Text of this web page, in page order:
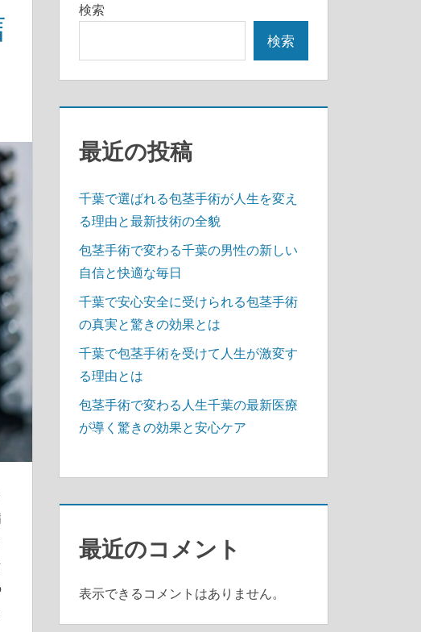
検索
検索
最近の投稿
千葉で選ばれる包茎手術が人生を変え
る理由と最新技術の全貌
包茎手術で変わる千葉の男性の新しい
自信と快適な毎日
千葉で安心安全に受けられる包茎手術
の真実と驚きの効果とは
千葉で包茎手術を受けて人生が激変す
る理由とは
包茎手術で変わる人生千葉の最新医療
が導く驚きの効果と安心ケア
最近のコメント
表示できるコメントはありません。